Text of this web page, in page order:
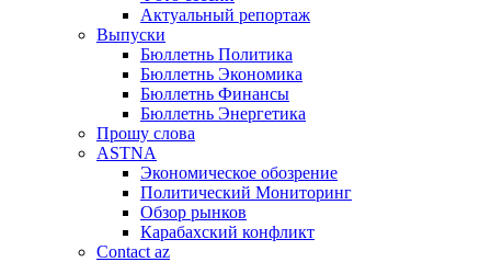
Актуальный репортаж
Выпуски
Бюллетнь Политика
Бюллетнь Экономика
Бюллетнь Финансы
Бюллетнь Энергетика
Прошу слова
ASTNA
Экономическое обозрение
Политический Мониторинг
Обзор рынков
Карабахский конфликт
Contact az